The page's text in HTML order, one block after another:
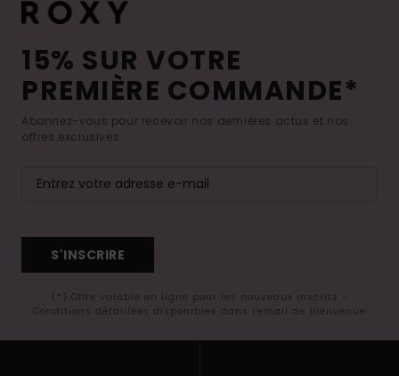
15% SUR VOTRE
PREMIÈRE COMMANDE*
Abonnez-vous pour recevoir nos dernières actus et nos
offres exclusives.
S'INSCRIRE
(*) Offre valable en ligne pour les nouveaux inscrits -
Conditions détaillées disponibles dans l'email de bienvenue